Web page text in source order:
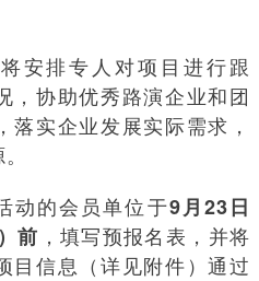
安排专人对项目进行跟
，协助优秀路演企业和团
实企业发展实际需求，
动的会员单位于9月23日
前 ，填写预报名表，并将
目信息（详见附件）通过